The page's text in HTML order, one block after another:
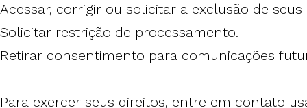
Acessar, corrigir ou solicitar a exclusão de seus
Solicitar restrição de processamento.
Retirar consentimento para comunicações
Para exercer seus direitos, entre em contato